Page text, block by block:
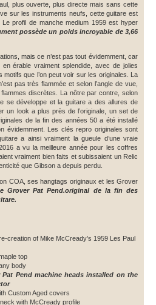
plus ouverte, plus directe mais sans cette
sur les instruments neufs, cette guitare est
profil de manche medium 1959 est hyper
possède un poids incroyable de 3,66
mais ce n’est pas tout évidemment, car
érable vraiment splendide, avec de jolies
que l’on peut voir sur les originales. La
pas très flammée et selon l’angle de vue,
discrètes. La nôtre par contre, selon
se développe et la guitare a des allures de
un look a plus près de l’originale, un set de
de la fin des années 50 a été installé
évidemment. Les clés repro originales sont
a ainsi vraiment la gueule d’une vraie
a vu la meilleure année pour les coffres
vraiment bien faits et subissaient un Relic
que Gibson a depuis perdu.
COA, ses hangtags originaux et les Grover
Grover Pat Pend.original de la fin des
creation of Mike McCready’s 1959 Les Paul
top
body
Pat Pend machine heads installed on the
Custom Aged covers
with McCready profile